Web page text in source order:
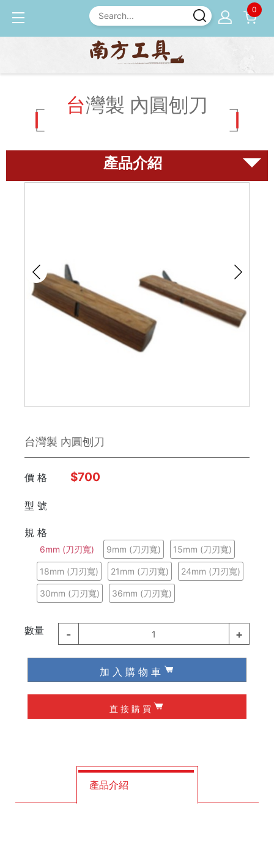
0
台灣製 內圓刨刀
雕刻刀 / 鑿刀
美工刀 / 刀類
板手
日本 Engineer
FUJIYA富士劍
德國 Knipex
德國 Wiha / Wera
起子類
夾具
作榫 / 定位
台灣製 內圓刨刀
價 格 $700
型 號
規 格
6mm (刀刃寬) 9mm (刀刃寬) 15mm (刀刃寬)
18mm (刀刃寬) 21mm (刀刃寬) 24mm (刀刃寬)
30mm (刀刃寬) 36mm (刀刃寬)
數量 - 1 +
加 入 購 物 車
直 接 購 買
產品介紹